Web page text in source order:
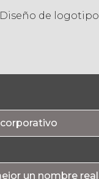
Diseño de logotipo